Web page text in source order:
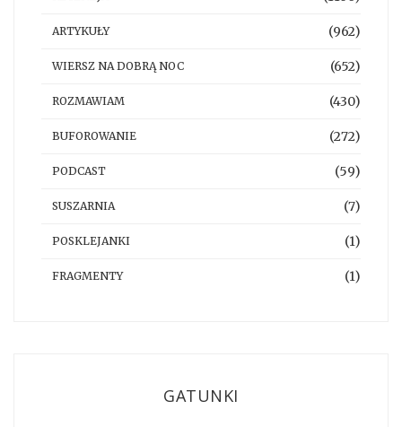
ARTYKUŁY (962)
WIERSZ NA DOBRĄ NOC (652)
ROZMAWIAM (430)
BUFOROWANIE (272)
PODCAST (59)
SUSZARNIA (7)
POSKLEJANKI (1)
FRAGMENTY (1)
GATUNKI